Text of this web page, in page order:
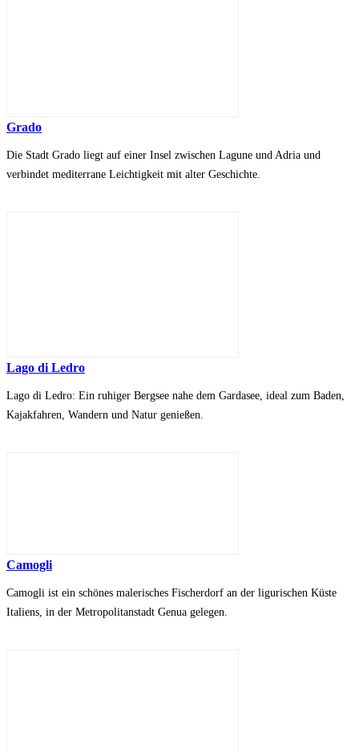
Grado
Die Stadt Grado liegt auf einer Insel zwischen Lagune und Adria und
verbindet mediterrane Leichtigkeit mit alter Geschichte.
Lago di Ledro
Lago di Ledro: Ein ruhiger Bergsee nahe dem Gardasee, ideal zum Baden,
Kajakfahren, Wandern und Natur genießen.
Camogli
Camogli ist ein schönes malerisches Fischerdorf an der ligurischen Küste
Italiens, in der Metropolitanstadt Genua gelegen.